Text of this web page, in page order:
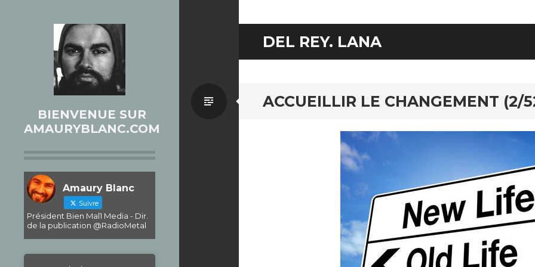
BIENVENUE SUR
AMAURYBLANC.COM
Amaury Blanc
Suivre
Président Bien Mal1 Media - Dir.
de la publication @RadioMetal
DEL REY. LANA
ACCUEILLIR LE CHANGEMENT (2/
Par